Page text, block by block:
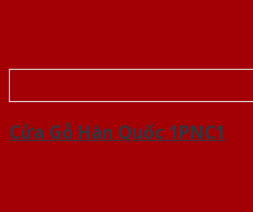
Cửa Gỗ Hàn Quốc 1PNC1